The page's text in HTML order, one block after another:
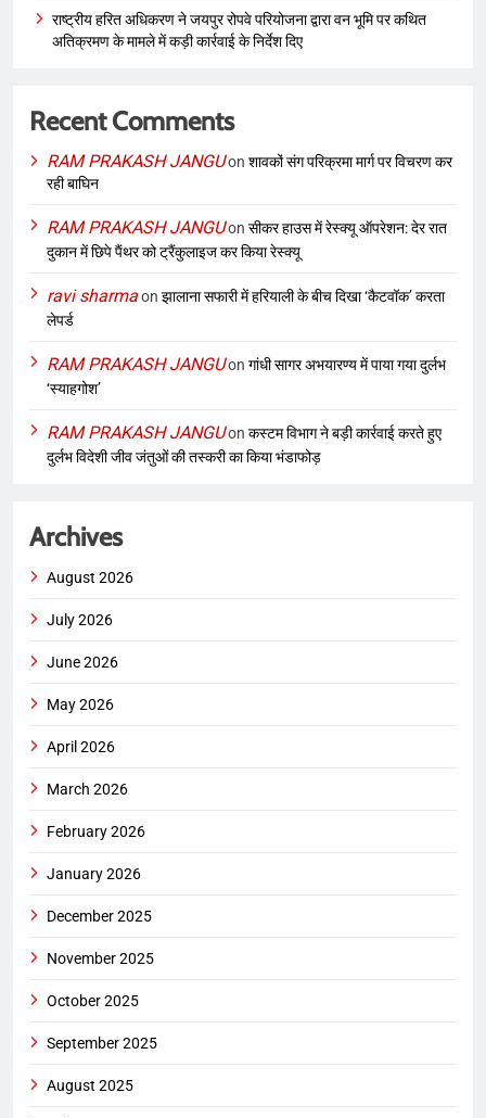
राष्ट्रीय हरित अधिकरण ने जयपुर रोपवे परियोजना द्वारा वन भूमि पर कथित
अतिक्रमण के मामले में कड़ी कार्रवाई के निर्देश दिए
Recent Comments
RAM PRAKASH JANGUon शावकों संग परिक्रमा मार्ग पर विचरण कर
रही बाघिन
RAM PRAKASH JANGUon सीकर हाउस में रेस्क्यू ऑपरेशन: देर रात
दुकान में छिपे पैंथर को ट्रैंकुलाइज कर किया रेस्क्यू
ravi sharmaon झालाना सफारी में हरियाली के बीच दिखा ‘कैटवॉक’ करता
लेपर्ड
RAM PRAKASH JANGUon गांधी सागर अभयारण्य में पाया गया दुर्लभ
‘स्याहगोश’
RAM PRAKASH JANGUon कस्टम विभाग ने बड़ी कार्रवाई करते हुए
दुर्लभ विदेशी जीव जंतुओं की तस्करी का किया भंडाफोड़
Archives
August 2026
July 2026
June 2026
May 2026
April 2026
March 2026
February 2026
January 2026
December 2025
November 2025
October 2025
September 2025
August 2025